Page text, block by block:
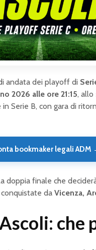
andata dei playoff di
2026 alle ore 21:15, allo
in Serie B, con gara di
bookmaker legali ADM
finale che
da Vicenza,
che